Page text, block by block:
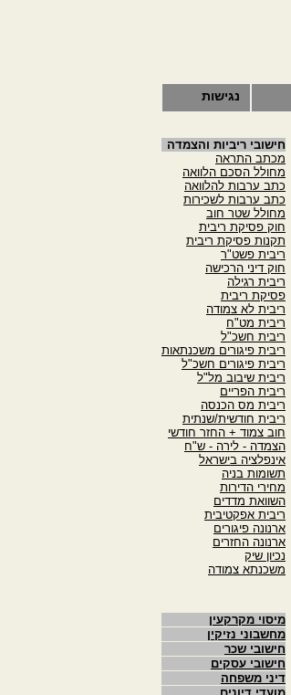
נגישות
חישובי ריביות והצמדה
מכתב התראה
מחולל הסכם הלוואה
כתב ערבות להלוואה
כתב ערבות לשכירות
מחולל שטר חוב
חוק פסיקת ריבית
תקנות פסיקת ריבית
ריבית פשט"ר
חוק דיני הרכישה
ריבית רגילה
פסיקת ריבית
ריבית לא צמודה
ריבית מט"ח
ריבית חשכ"ל
ריבית פיגורים משכנתאות
ריבית פיגורים חשכ"ל
ריבית שיבוב מל"ל
ריבית הפריים
ריבית מס הכנסה
ריבית חודשית/שנתית
חוב צמוד + החזר חודשי
הצמדה - לירה - ש"ח
אינפלציה בישראל
תשומות בניה
מחירי הדירות
השוואת מדדים
ריבית אפקטיבית
ארנונה פיגורים
ארנונה החזרים
נכיון שיק
משכנתא צמודה
מיסוי מקרקעין
מחשבוני נזיקין
חישובי שכר
חישובי עסקים
דיני משפחה